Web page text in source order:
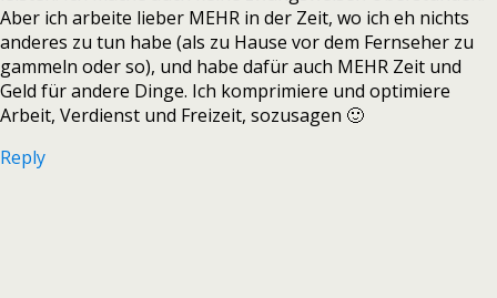
Aber ich arbeite lieber MEHR in der Zeit, wo ich eh nichts
anderes zu tun habe (als zu Hause vor dem Fernseher zu
gammeln oder so), und habe dafür auch MEHR Zeit und
Geld für andere Dinge. Ich komprimiere und optimiere
Arbeit, Verdienst und Freizeit, sozusagen 🙂
Reply